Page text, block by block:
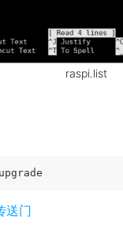
raspi.list
送门